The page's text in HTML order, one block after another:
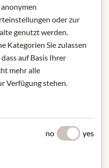
Abbildung
(9%),
(5%),
invert sugar
powder (milk),
reduced cocoa
flavouring.
oder zur
genutzt werden.
Kategorien Sie zulassen
auf Basis Ihrer
mehr alle
Verfügung stehen.
no yes